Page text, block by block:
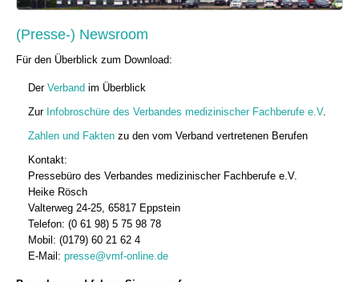
(Presse-) Newsroom
Für den Überblick zum Download:
Der Verband im Überblick
Zur Infobroschüre des Verbandes medizinischer Fachberufe e.V.
Zahlen und Fakten zu den vom Verband vertretenen Berufen
Kontakt:
Pressebüro des Verbandes medizinischer Fachberufe e.V.
Heike Rösch
Valterweg 24-25, 65817 Eppstein
Telefon: (0 61 98) 5 75 98 78
Mobil: (0179) 60 21 62 4
E-Mail: presse@vmf-online.de